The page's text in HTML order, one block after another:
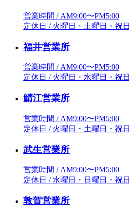
営業時間 / AM9:00〜PM5:00
定休日 / 火曜日・土曜日・祝日
福井営業所
営業時間 / AM9:00〜PM5:00
定休日 / 火曜日・水曜日・祝日
鯖江営業所
営業時間 / AM9:00〜PM5:00
定休日 / 火曜日・土曜日・祝日
武生営業所
営業時間 / AM9:00〜PM5:00
定休日 / 水曜日・日曜日・祝日
敦賀営業所